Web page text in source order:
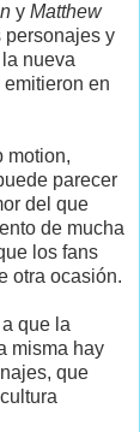
y Matthew
personajes y
nueva
en
motion,
parecer
del que
de mucha
los fans
otra ocasión.
que la
misma hay
que